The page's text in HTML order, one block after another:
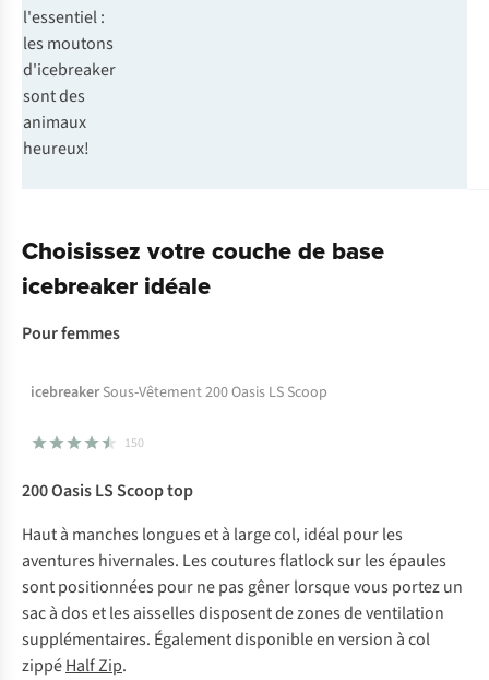
l'essentiel :
les moutons
d'icebreaker
sont des
animaux
heureux!
Choisissez votre couche de base
icebreaker idéale
Pour femmes
Temporairement en rupture de stock mais
icebreaker Sous-Vêtement 200 Oasis LS Scoop
150
200 Oasis LS Scoop top
Haut à manches longues et à large col, idéal pour les
aventures hivernales. Les couturesflatlocksur les épaules
sont positionnées pour ne pas gêner lorsque vous portez un
sac à dos et les aisselles disposent de zones de ventilation
supplémentaires. Également disponible en version à col
zippéHalf Zip.